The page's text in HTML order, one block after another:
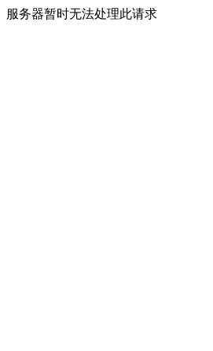
服务器暂时无法处理此请求